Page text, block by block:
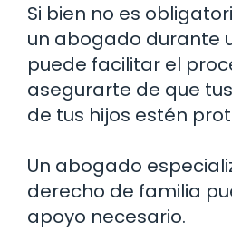
Si bien no es
un abogado durante
puede facilitar el
asegurarte de que
de tus hijos estén
Un abogado
derecho de familia
apoyo necesario.